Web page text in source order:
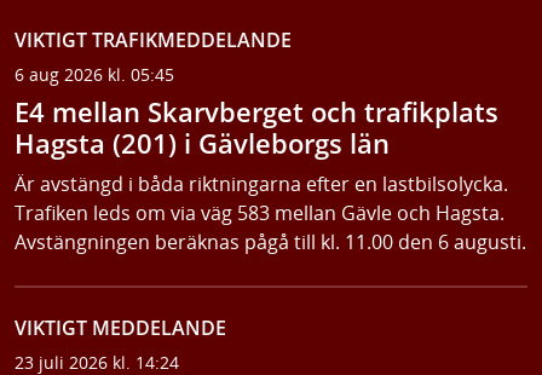
VIKTIGT TRAFIKMEDDELANDE
6 aug 2026 kl. 05:45
E4 mellan Skarvberget och trafikplats
Hagsta (201) i Gävleborgs län
Är avstängd i båda riktningarna efter en lastbilsolycka.
Trafiken leds om via väg 583 mellan Gävle och Hagsta.
Avstängningen beräknas pågå till kl. 11.00 den 6 augusti.
VIKTIGT MEDDELANDE
23 juli 2026 kl. 14:24